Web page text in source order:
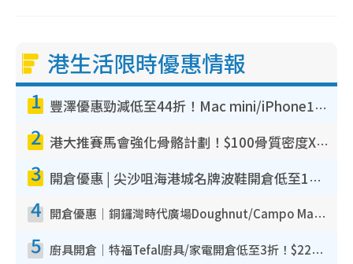
港生活限時優惠情報
1 豐澤優惠勁減低至44折！Mac mini/iPhone17Pro大減價！廚房家電$220起
2 港大推賽馬會強化骨骼計劃！$100骨質密度X光檢查 完成免費運動訓練送超市禮券！附參加資格
3 開倉優惠 | 尖沙咀海港城名牌波鞋開倉低至1折！On鞋$899起／Joy&Peace鞋履$98起
4 開倉優惠｜銅鑼灣時代廣場Doughnut/Campo Marzio開倉低至1折！背囊、書包、手袋劈價$200起
5 廚具開倉｜特福Tefal廚具/家電開倉低至3折！$220起買平底鍋/炒鑊/湯煲！電飯煲/吸塵機/燙斗$418起